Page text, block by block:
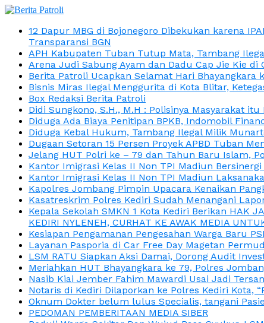
12 Dapur MBG di Bojonegoro Dibekukan karena
Transparansi BGN
APH Kabupaten Tuban Tutup Mata, Tambang
Arena Judi Sabung Ayam dan Dadu Cap Jie Kie di
Berita Patroli Ucapkan Selamat Hari
Bisnis Miras Ilegal Menggurita di Kota Blitar,
Box Redaksi Berita Patroli
Didi Sungkono, S.H., M.H : Polisinya Masyarakat
Diduga Ada Biaya Penitipan BPKB, Indomobil
Diduga Kebal Hukum, Tambang Ilegal Milik
Dugaan Setoran 15 Persen Proyek APBD Tuban
Jelang HUT Polri ke – 79 dan Tahun Baru Islam,
Kantor Imigrasi Kelas II Non TPI Madiun
Kantor Imigrasi Kelas II Non TPI Madiun
Kapolres Jombang Pimpin Upacara Kenaikan
Kasatreskrim Polres Kediri Sudah Menangani
Kepala Sekolah SMKN 1 Kota Kediri Berikan HAK
KEDIRI NYLENEH, CURHAT KE AWAK MEDIA
Kesiapan Pengamanan Pengesahan Warga Baru
Layanan Pasporia di Car Free Day Magetan
LSM RATU Siapkan Aksi Damai, Dorong Audit
Meriahkan HUT Bhayangkara ke 79, Polres
Nasib Kiai Jember Fahim Mawardi Usai Jadi
Notaris di Kediri Dilaporkan ke Polres Kediri Kota,
Oknum Dokter belum lulus Specialis, tangani
PEDOMAN PEMBERITAAN MEDIA SIBER